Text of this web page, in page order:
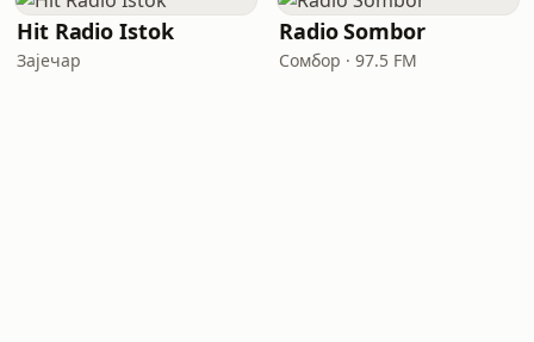
Hit Radio Istok
Зајечар
Radio Sombor
Сомбор · 97.5 FM